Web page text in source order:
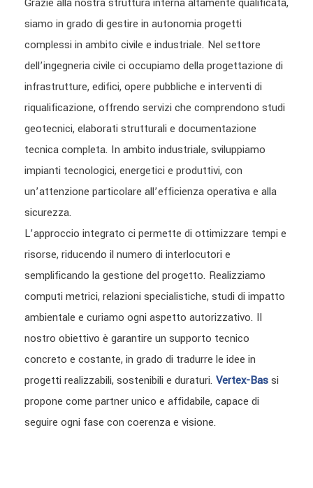
Grazie alla nostra struttura interna altamente qualificata,
siamo in grado di gestire in autonomia progetti
complessi in ambito civile e industriale. Nel settore
dell’ingegneria civile ci occupiamo della progettazione di
infrastrutture, edifici, opere pubbliche e interventi di
riqualificazione, offrendo servizi che comprendono studi
geotecnici, elaborati strutturali e documentazione
tecnica completa. In ambito industriale, sviluppiamo
impianti tecnologici, energetici e produttivi, con
un’attenzione particolare all’efficienza operativa e alla
sicurezza.
L’approccio integrato ci permette di ottimizzare tempi e
risorse, riducendo il numero di interlocutori e
semplificando la gestione del progetto. Realizziamo
computi metrici, relazioni specialistiche, studi di impatto
ambientale e curiamo ogni aspetto autorizzativo. Il
nostro obiettivo è garantire un supporto tecnico
concreto e costante, in grado di tradurre le idee in
progetti realizzabili, sostenibili e duraturi. Vertex-Bassi
propone come partner unico e affidabile, capace di
seguire ogni fase con coerenza e visione.